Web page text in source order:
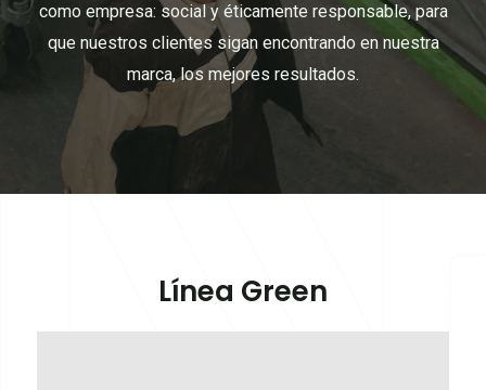
como empresa: social y éticamente responsable, para
que nuestros clientes sigan encontrando en nuestra
marca, los mejores resultados.
Línea Green